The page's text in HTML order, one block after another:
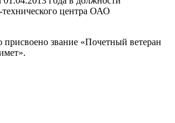
технического центра ОАО
звание «Почетный ветеран